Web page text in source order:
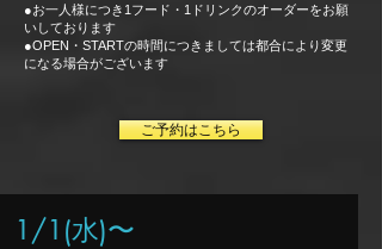
●お一人様につき1フード・1ドリンクのオーダーをお願
いしております
●OPEN・STARTの時間につきましては都合により変更
になる場合がございます
ご予約はこちら
1/1(水)〜